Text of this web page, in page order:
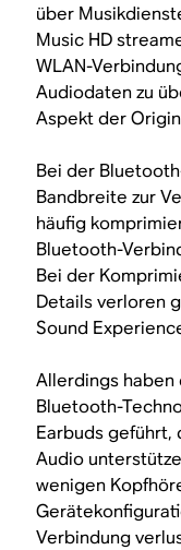
über
Music HD
WLAN-
Audiodaten zu
Aspekt der
Bei der
Bandbreite zur
häufig
Bluetooth-
Bei der
Details verloren
Sound
Allerdings
Bluetooth-
Earbuds
Audio
wenigen
Verbindung